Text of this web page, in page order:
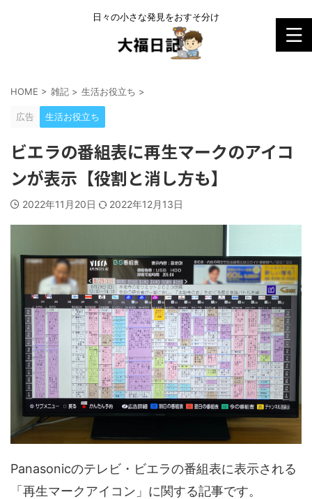
日々の小さな発見をおすそ分け
HOME > 雑記 > 生活お役立ち >
広告 生活お役立ち
ビエラの番組表に再生マークのアイコ
ンが表示【役割と消し方も】
2022年11月20日 2022年12月13日
Panasonicのテレビ・ビエラの番組表に表示される
「再生マークアイコン」に関する記事です。